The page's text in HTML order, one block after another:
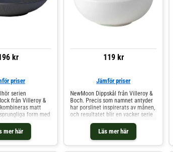
kr
mer här
priser
serien
från Villeroy &
matt
form med
färg. Det ger det
en genuin look som
och passar
tillfälle. Eftersom
119 kr
Läs mer här
Jämför priser
NewMoon Dippskål från Villeroy &
Boch. Precis som namnet antyder
har porslinet inspirerats av månen,
och resultatet blir en vacker serie
som passar till både vardags och
speciella tillfällen.Egenskaper: Tål
diskmaskin Tål mikrovågsugn
Tillverkad av premiumporslin